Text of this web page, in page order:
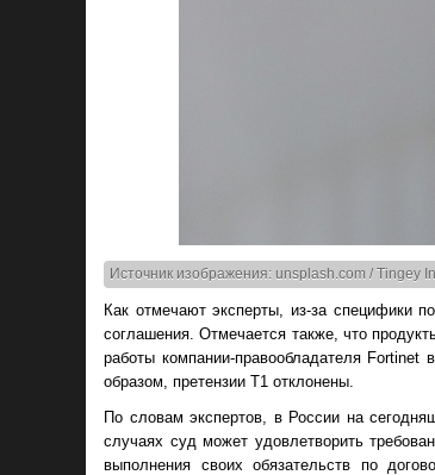
Источник изображения: unsplash.com / Tingey
Как отмечают эксперты, из-за специфики
соглашения. Отмечается также, что
работы компании-правообладателя
образом, претензии Т1 отклонены.
По словам экспертов, в России на
случаях суд может удовлетворить
выполнения своих обязательств по